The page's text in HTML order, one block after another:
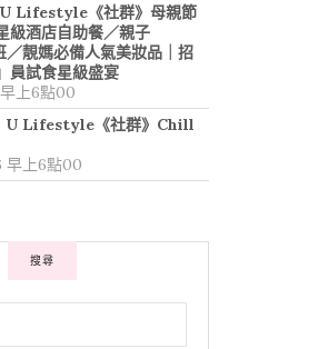
U Lifestyle《社群》母親節
級酒店自助餐／親子
靚媽必備人氣美妝品｜招
試食星級盛宴
上6點00
U Lifestyle《社群》Chill
早上6點00
搜尋